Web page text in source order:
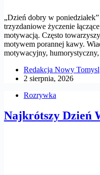
„Dzień dobry w
trzyzdaniowe życzenie
motywacją. Często
motywem porannej kawy.
motywacyjny,
Redakcja Nowy Tomysl
2 sierpnia, 2026
Rozrywka
Najkrótszy Dzień